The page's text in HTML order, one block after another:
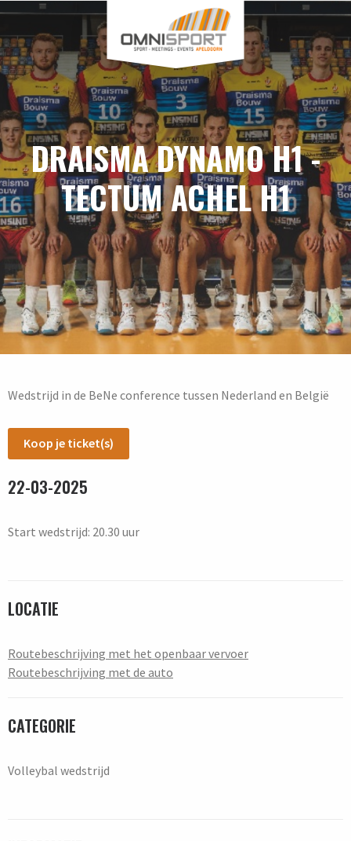
DRAISMA DYNAMO H1 -
TECTUM ACHEL H1
Wedstrijd in de BeNe conference tussen Nederland en België
Koop je ticket(s)
22-03-2025
Start wedstrijd: 20.30 uur
LOCATIE
Routebeschrijving met het openbaar vervoer
Routebeschrijving met de auto
CATEGORIE
Volleybal wedstrijd